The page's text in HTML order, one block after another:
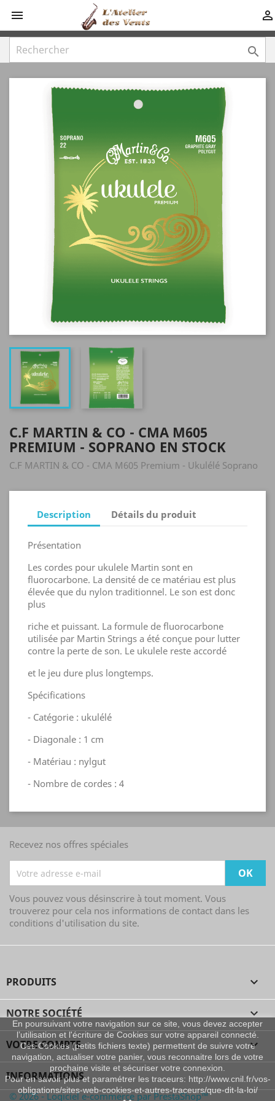
 

C.F MARTIN & CO - CMA M605
PREMIUM - SOPRANO EN STOCK
C.F MARTIN & CO - CMA M605 Premium - Ukulélé Soprano
Description Détails du produit
Présentation
Les cordes pour ukulele Martin sont en
fluorocarbone. La densité de ce matériau est plus
élevée que du nylon traditionnel. Le son est donc
plus
riche et puissant. La formule de fluorocarbone
utilisée par Martin Strings a été conçue pour lutter
contre la perte de son. Le ukulele reste accordé
et le jeu dure plus longtemps.
Spécifications
- Catégorie : ukulélé
- Diagonale : 1 cm
- Matériau : nylgut
- Nombre de cordes : 4
Recevez nos offres spéciales
Vous pouvez vous désinscrire à tout moment. Vous
trouverez pour cela nos informations de contact dans les
conditions d'utilisation du site.
PRODUITS 
NOTRE SOCIÉTÉ 
VOTRE COMPTE 
En poursuivant votre navigation sur ce site, vous devez accepter
l’utilisation et l'écriture de Cookies sur votre appareil connecté.
Ces Cookies (petits fichiers texte) permettent de suivre votre
navigation, actualiser votre panier, vous reconnaitre lors de votre
prochaine visite et sécuriser votre connexion.
Pour en savoir plus et paramétrer les traceurs: http://www.cnil.fr/vos-
obligations/sites-web-cookies-et-autres-traceurs/que-dit-la-loi/
INFORMATIONS
© 2026 - Logiciel e-commerce par PrestaShop™